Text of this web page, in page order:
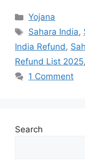
Categories
Yojana
Tags
Sahara India,
India Refund,
Refund List 2025,
1 Comment
Search